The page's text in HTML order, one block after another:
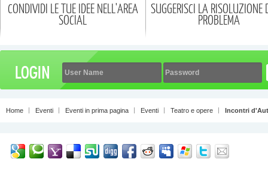
CONDIVIDI LE TUE IDEE NELL'AREA
SOCIAL
SUGGERISCI LA RISOLUZIONE
PROBLEMA
Home Eventi Eventi in prima pagina Eventi Teatro e opere Incontri